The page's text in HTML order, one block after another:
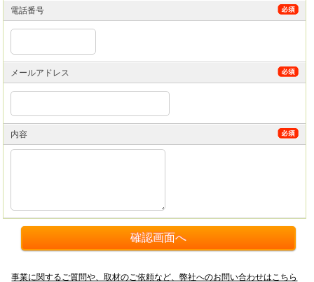
電話番号
メールアドレス
内容
事業に関するご質問や、取材のご依頼など、弊社へのお問い合わせはこちら